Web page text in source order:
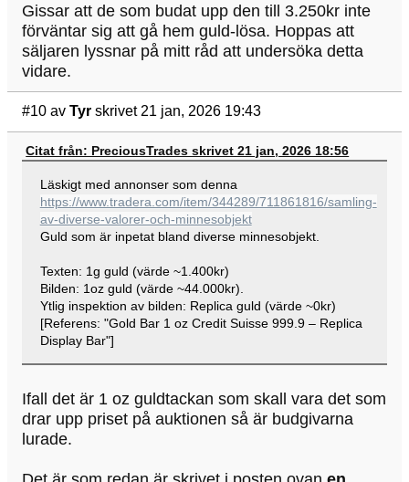
Gissar att de som budat upp den till 3.250kr inte
förväntar sig att gå hem guld-lösa. Hoppas att
säljaren lyssnar på mitt råd att undersöka detta
vidare.
#10 av Tyr skrivet 21 jan, 2026 19:43
Citat från: PreciousTrades skrivet 21 jan, 2026 18:56
Läskigt med annonser som denna
https://www.tradera.com/item/344289/711861816/samling-
av-diverse-valorer-och-minnesobjekt
Guld som är inpetat bland diverse minnesobjekt.
Texten: 1g guld (värde ~1.400kr)
Bilden: 1oz guld (värde ~44.000kr).
Ytlig inspektion av bilden: Replica guld (värde ~0kr)
[Referens: "Gold Bar 1 oz Credit Suisse 999.9 – Replica
Display Bar"]
Ifall det är 1 oz guldtackan som skall vara det som
drar upp priset på auktionen så är budgivarna
lurade.